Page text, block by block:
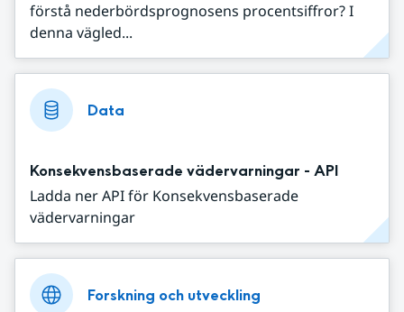
förstå nederbördsprognosens procentsiffror? I
denna vägled...
Data
Konsekvensbaserade vädervarningar - API
Ladda ner API för Konsekvensbaserade
vädervarningar
Forskning och utveckling